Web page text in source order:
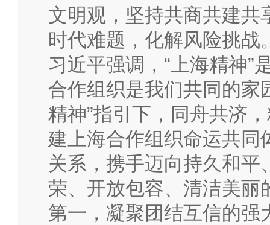
文明观，坚持共商共建共
时代难题，化解风险挑战
习近平强调，“上海精神”
合作组织是我们共同的家
精神”指引下，同舟共济
建上海合作组织命运共同
关系，携手迈向持久和平
荣、开放包容、清洁美丽
第一，凝聚团结互信的强